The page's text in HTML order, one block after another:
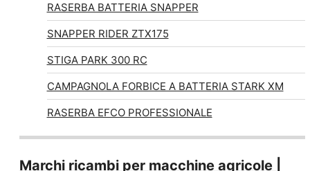
RASERBA BATTERIA SNAPPER
SNAPPER RIDER ZTX175
STIGA PARK 300 RC
CAMPAGNOLA FORBICE A BATTERIA STARK XM
RASERBA EFCO PROFESSIONALE
Marchi ricambi per macchine agricole |